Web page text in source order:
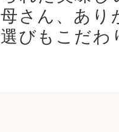
母さん、あり
選びもこだ